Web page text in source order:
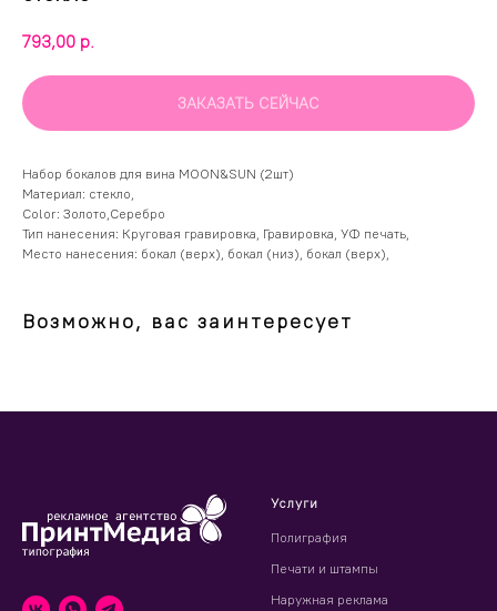
793,00 р.
ЗАКАЗАТЬ СЕЙЧАС
Набор бокалов для вина MOON&SUN (2шт)
Материал: стекло,
Color: Золото,Серебро
Тип нанесения: Круговая гравировка, Гравировка, УФ печать,
Место нанесения: бокал (верх), бокал (низ), бокал (верх),
Возможно, вас заинтересует
Услуги
Полиграфия
Печати и штампы
Наружная реклама